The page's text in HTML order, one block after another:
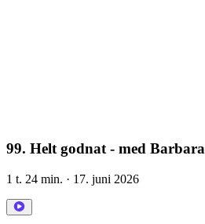
99. Helt godnat - med Barbara
1 t. 24 min. · 17. juni 2026